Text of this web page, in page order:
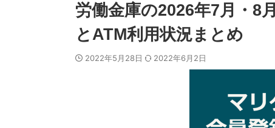
労働金庫の2026年7月・8
とATM利用状況まとめ
2022年5月28日 2022年6月2日